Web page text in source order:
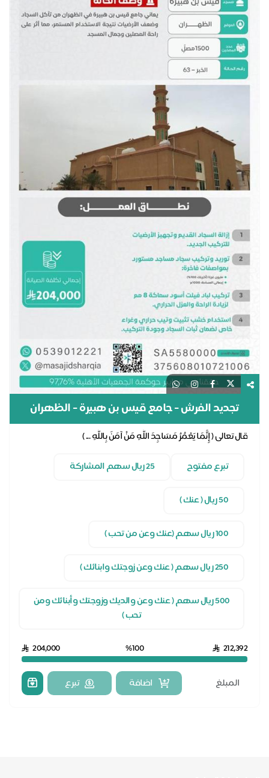
تجديد الفرش - جامع قيس بن هبيرة - الظهران
قال تعالى ( إِنَّمَا يَعْمُرُ مَسَاجِدَ اللَّهِ مَنْ آمَنَ بِاللَّهِ ... )
تبرع مفتوح
500 ريال سهم ( عنك وعن والديك وزوجتك وأبنائك ومن
تحب )
212,392
%100
204,000
اضافة تبرع